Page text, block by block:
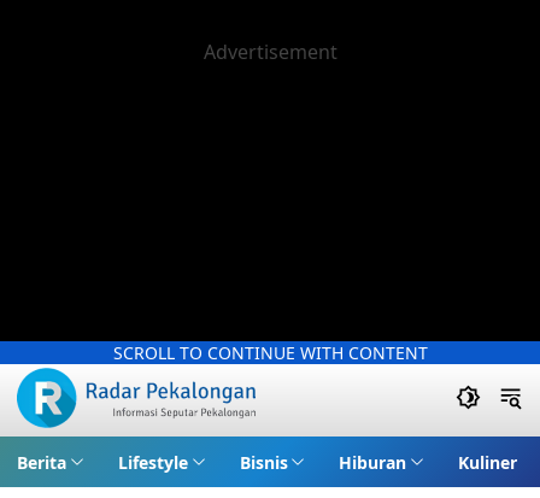
SCROLL TO CONTINUE WITH CONTENT
Berita Lifestyle Bisnis Hiburan Kuliner